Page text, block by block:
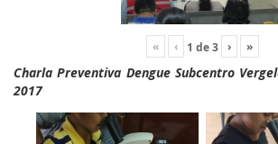
« ‹ 1 de3 › »
Charla Preventiva Dengue Subcentro
2017